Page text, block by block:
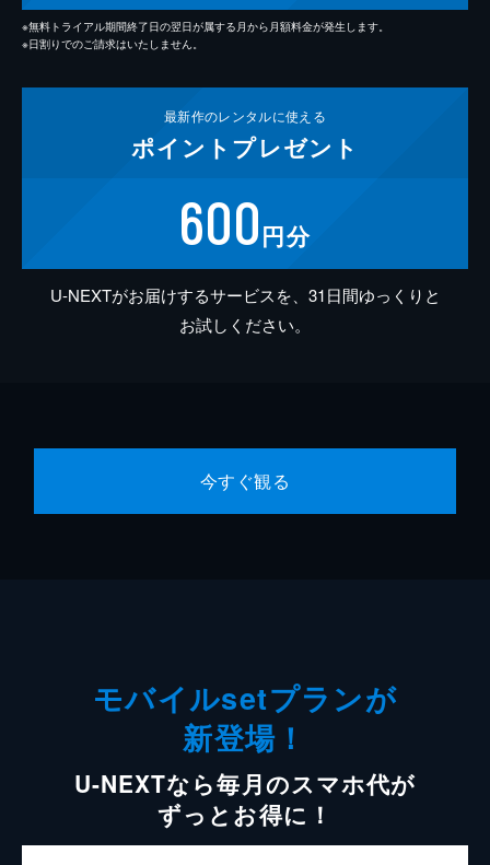
※無料トライアル期間終了日の翌日が属する月から月額料金が発生します。
※日割りでのご請求はいたしません。
最新作のレンタルに使える
ポイント プレゼント
600円分
U-NEXTがお届けするサービスを、31日間ゆっくりと
お試しください。
今すぐ観る
モバイルsetプランが
新登場！
U-NEXTなら毎月のスマホ代が
ずっとお得に！